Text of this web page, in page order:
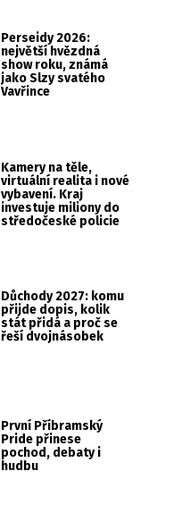
Perseidy 2026:
největší hvězdná
show roku, známá
jako Slzy svatého
Vavřince
Kamery na těle,
virtuální realita i nové
vybavení. Kraj
investuje miliony do
středočeské policie
Důchody 2027: komu
přijde dopis, kolik
stát přidá a proč se
řeší dvojnásobek
První Příbramský
Pride přinese
pochod, debaty i
hudbu